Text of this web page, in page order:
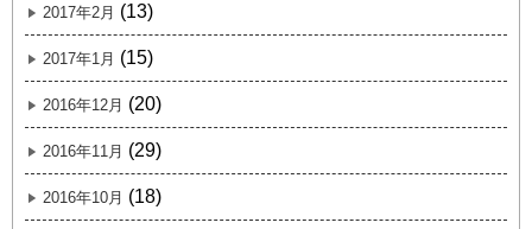
2017年2月 (13)
2017年1月 (15)
2016年12月 (20)
2016年11月 (29)
2016年10月 (18)